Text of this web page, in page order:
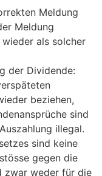
Meldung
Meldung
als solcher
der Dividende:
beziehen,
sind
illegal.
sind keine
gegen die
zwar weder für die